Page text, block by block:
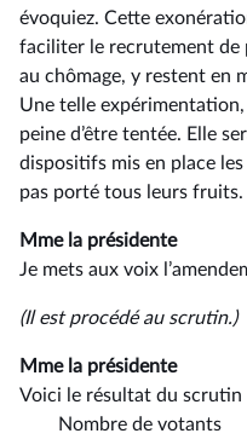
évoquiez. Cette
faciliter le recrutement de
au chômage, y restent en
Une telle
peine d’être tentée. Elle
dispositifs mis en place
pas porté tous leurs fruits.
Mme la présidente
Je mets aux voix
(Il est procédé au scrutin.)
Mme la présidente
Voici le résultat du scrutin
Nombre de